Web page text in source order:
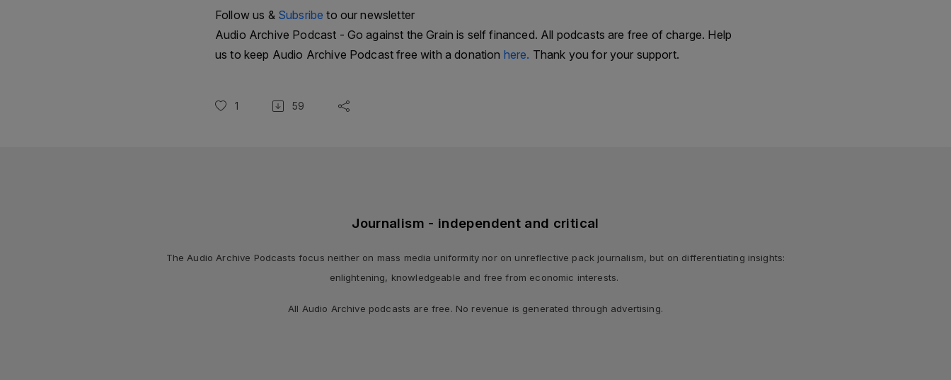
Follow us & Subsribe to our newsletter
Audio Archive Podcast - Go against the Grain is self financed. All podcasts are free of charge. Help
us to keep Audio Archive Podcast free with a donation here. Thank you for your support.
1 59
Journalism - independent and critical
The Audio Archive Podcasts focus neither on mass media uniformity nor on unreflective pack journalism, but on differentiating insights:
enlightening, knowledgeable and free from economic interests.
All Audio Archive podcasts are free. No revenue is generated through advertising.